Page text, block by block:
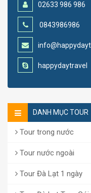
02633 986 986
0843986986
happydaytravel
DANH MỤC TOUR
Tour trong nước
Tour nước ngoài
Tour Đà Lạt 1 ngày